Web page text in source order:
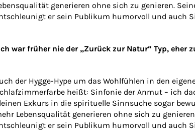
generieren ohne sich zu genieren.
er sein Publikum humorvoll und auch
war früher nie der „Zurück zur Natur“ Typ, eher
der Hygge-Hype um das Wohlfühlen in den
heißt: Sinfonie der Anmut – ich
Exkurs in die spirituelle Sinnsuche sogar
Lebensqualität generieren ohne sich zu
er sein Publikum humorvoll und auch